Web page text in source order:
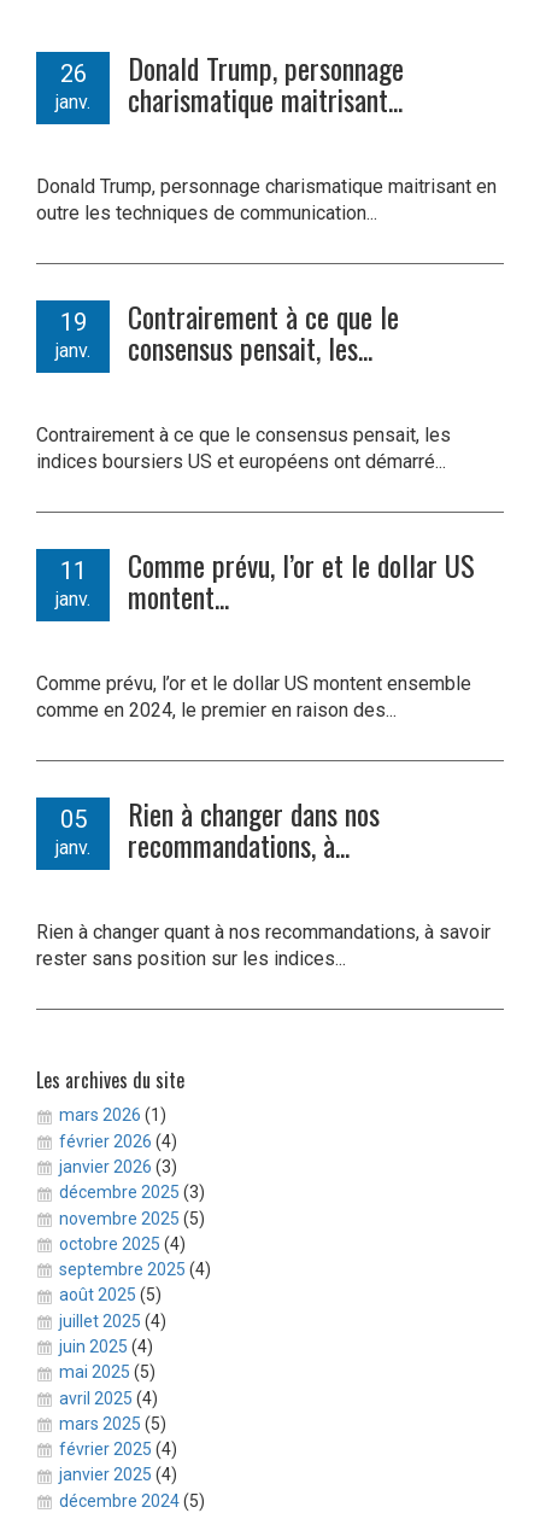
26
janv.
Donald Trump, personnage
charismatique maitrisant...
Donald Trump, personnage charismatique maitrisant en
outre les techniques de communication...
19
janv.
Contrairement à ce que le
consensus pensait, les...
Contrairement à ce que le consensus pensait, les
indices boursiers US et européens ont démarré...
11
janv.
Comme prévu, l’or et le dollar US
montent...
Comme prévu, l’or et le dollar US montent ensemble
comme en 2024, le premier en raison des...
05
janv.
Rien à changer dans nos
recommandations, à...
Rien à changer quant à nos recommandations, à savoir
rester sans position sur les indices...
Les archives du site
mars 2026 (1)
février 2026 (4)
janvier 2026 (3)
décembre 2025 (3)
novembre 2025 (5)
octobre 2025 (4)
septembre 2025 (4)
août 2025 (5)
juillet 2025 (4)
juin 2025 (4)
mai 2025 (5)
avril 2025 (4)
mars 2025 (5)
février 2025 (4)
janvier 2025 (4)
décembre 2024(5)